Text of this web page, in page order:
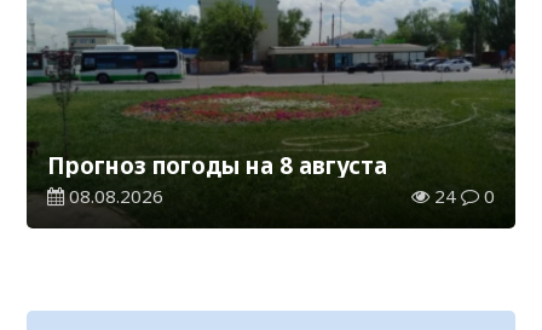
Прогноз погоды на 8 августа
08.08.2026 24 0